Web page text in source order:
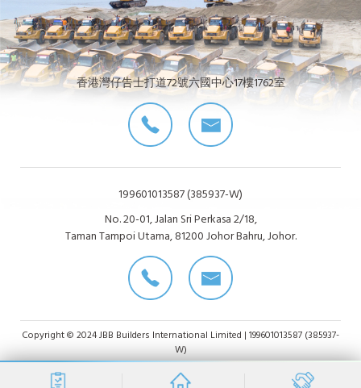
香港灣仔告士打道72號六國中心17樓1762室
199601013587 (385937-W)
No. 20-01, Jalan Sri Perkasa 2/18,
Taman Tampoi Utama, 81200 Johor Bahru, Johor.
Copyright © 2024 JBB Builders International Limited | 199601013587 (385937-
W)